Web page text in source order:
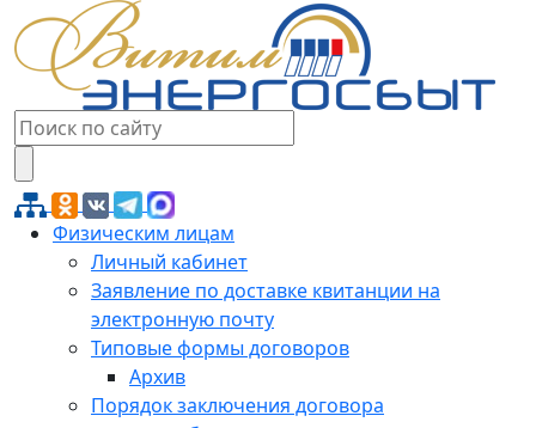
Физическим лицам
Личный кабинет
Заявление по доставке квитанции на
электронную почту
Типовые формы договоров
Архив
Порядок заключения договора